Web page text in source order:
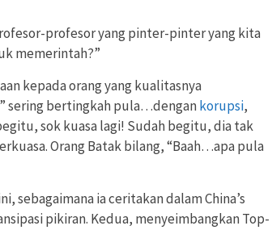
profesor yang pinter-pinter yang kita
memerintah?”
kepada orang yang kualitasnya
sering bertingkah pula…dengankorupsi,
sok kuasa lagi! Sudah begitu, dia tak
Orang Batak bilang, “Baah…apa pula
sebagaimana ia ceritakan dalam China’s
pikiran. Kedua, menyeimbangkan Top-